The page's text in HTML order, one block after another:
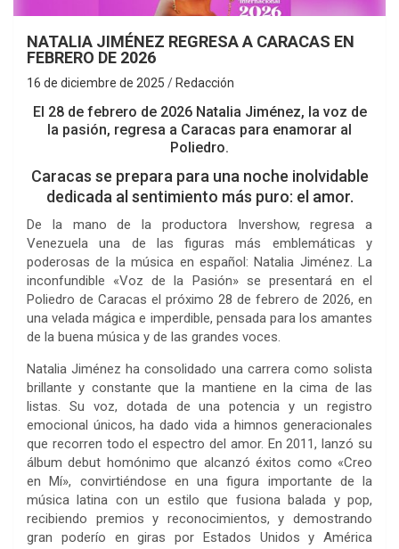
NATALIA JIMÉNEZ REGRESA A CARACAS EN
FEBRERO DE 2026
16 de diciembre de 2025 Redacción
El 28 de febrero de 2026 Natalia Jiménez, la voz de
la pasión, regresa a Caracas para enamorar al
Poliedro.
Caracas se prepara para una noche inolvidable
dedicada al sentimiento más puro: el amor.
De la mano de la productora Invershow, regresa a
Venezuela una de las figuras más emblemáticas y
poderosas de la música en español: Natalia Jiménez. La
inconfundible «Voz de la Pasión» se presentará en el
Poliedro de Caracas el próximo 28 de febrero de 2026, en
una velada mágica e imperdible, pensada para los amantes
de la buena música y de las grandes voces.
Natalia Jiménez ha consolidado una carrera como solista
brillante y constante que la mantiene en la cima de las
listas. Su voz, dotada de una potencia y un registro
emocional únicos, ha dado vida a himnos generacionales
que recorren todo el espectro del amor. En 2011, lanzó su
álbum debut homónimo que alcanzó éxitos como «Creo
en Mí», convirtiéndose en una figura importante de la
música latina con un estilo que fusiona balada y pop,
recibiendo premios y reconocimientos, y demostrando
gran poderío en giras por Estados Unidos y América